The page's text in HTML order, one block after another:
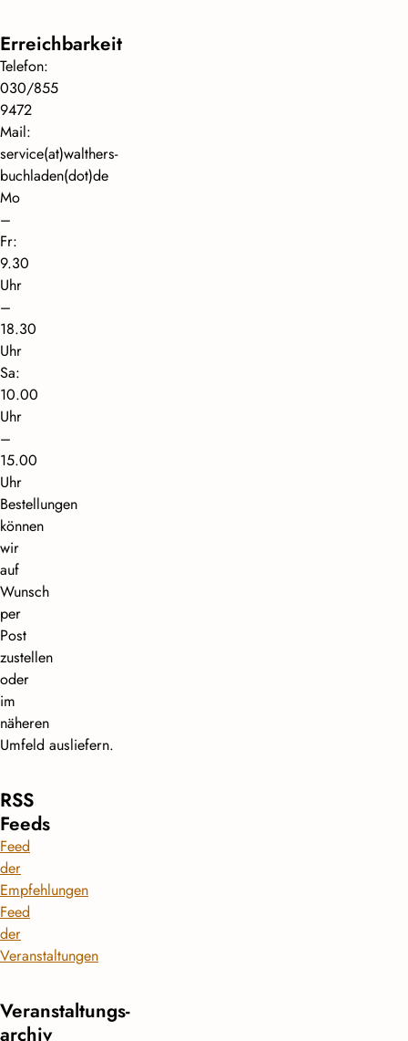
Erreichbarkeit
Telefon:
030/855
9472
Mail:
service(at)walthers-
buchladen(dot)de
Mo
–
Fr:
9.30
Uhr
–
18.30
Uhr
Sa:
10.00
Uhr
–
15.00
Uhr
Bestellungen
können
wir
auf
Wunsch
per
Post
zustellen
oder
im
näheren
Umfeld ausliefern.
RSS
Feeds
Feed
der
Empfehlungen
Feed
der
Veranstaltungen
Veranstaltungs­
archiv